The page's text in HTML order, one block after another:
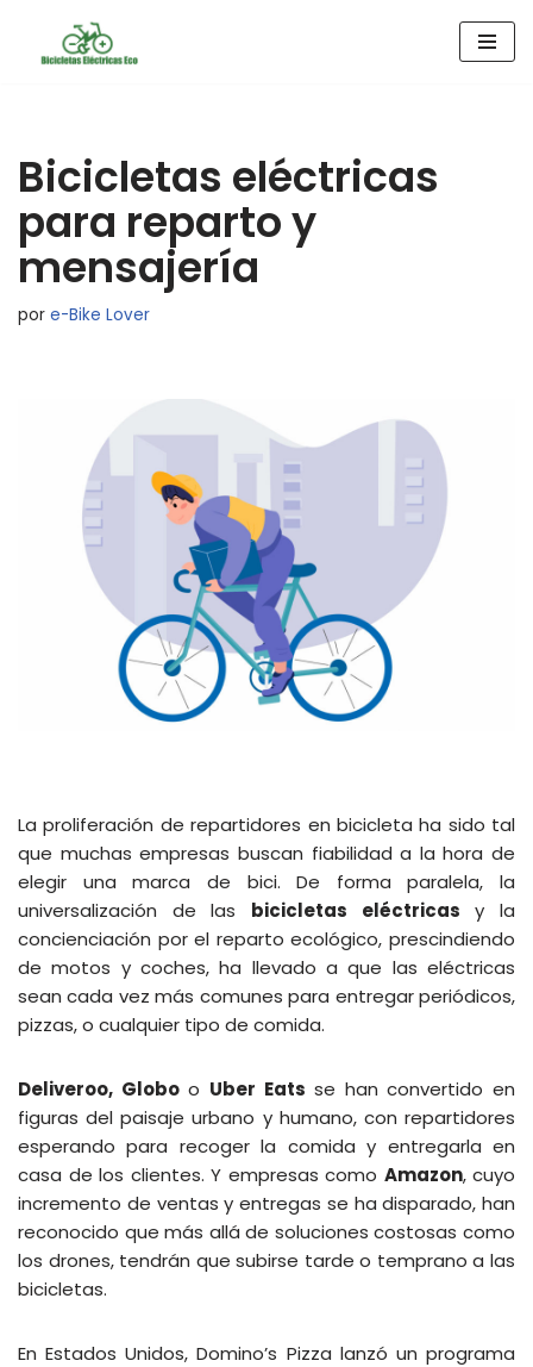
Saltar
Bicicletas eléctricas
para reparto y
mensajería
por e-Bike Lover
La proliferación de repartidores en bicicleta ha sido tal
que muchas empresas buscan fiabilidad a la hora de
elegir una marca de bici. De forma paralela, la
universalización de las bicicletas eléctricas y la
concienciación por el reparto ecológico, prescindiendo
de motos y coches, ha llevado a que las eléctricas
sean cada vez más comunes para entregar periódicos,
pizzas, o cualquier tipo de comida.
Deliveroo, Globoo Uber Eats se han convertido en
figuras del paisaje urbano y humano, con repartidores
esperando para recoger la comida y entregarla en
casa de los clientes. Y empresas como Amazon, cuyo
incremento de ventas y entregas se ha disparado, han
reconocido que más allá de soluciones costosas como
los drones, tendrán que subirse tarde o temprano a las
bicicletas.
En Estados Unidos, Domino’s Pizza lanzó un programa